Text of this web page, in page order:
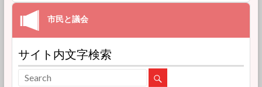
サイト内文字検索